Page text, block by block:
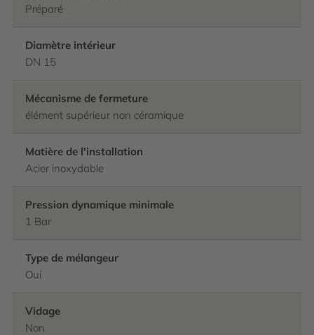
Préparé
Diamètre intérieur
DN 15
Mécanisme de fermeture
élément supérieur non céramique
Matière de l'installation
Acier inoxydable
Pression dynamique minimale
1 Bar
Type de mélangeur
Oui
Vidage
Non